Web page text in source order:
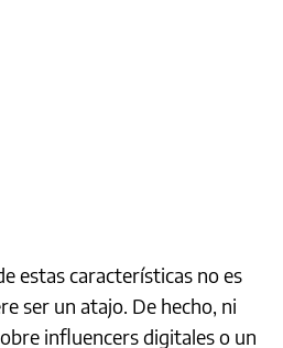
estas características no es
ser un atajo. De hecho, ni
influencers digitales o un